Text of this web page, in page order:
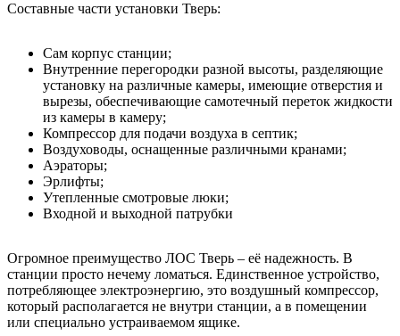
Составные части установки Тверь:
Сам корпус станции;
Внутренние перегородки разной высоты, разделяющие
установку на различные камеры, имеющие отверстия и
вырезы, обеспечивающие самотечный переток жидкости
из камеры в камеру;
Компрессор для подачи воздуха в септик;
Воздуховоды, оснащенные различными кранами;
Аэраторы;
Эрлифты;
Утепленные смотровые люки;
Входной и выходной патрубки
Огромное преимущество ЛОС Тверь – её надежность. В
станции просто нечему ломаться. Единственное устройство,
потребляющее электроэнергию, это воздушный компрессор,
который располагается не внутри станции, а в помещении
или специально устраиваемом ящике.